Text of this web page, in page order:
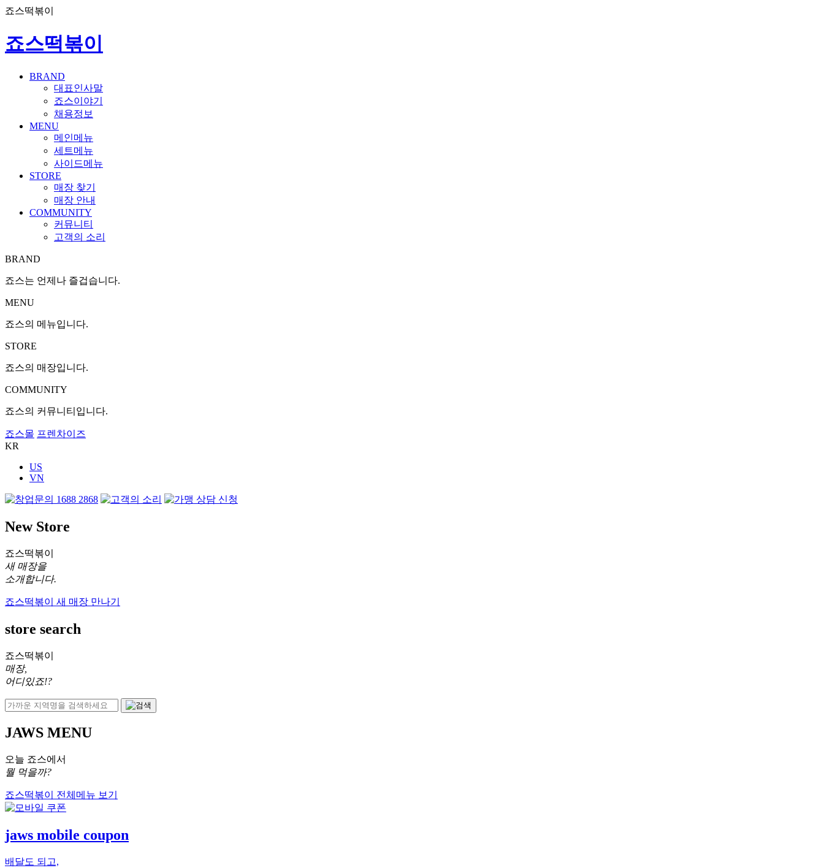
죠스떡볶이
죠스떡볶이
BRAND
대표인사말
죠스이야기
채용정보
MENU
메인메뉴
세트메뉴
사이드메뉴
STORE
매장 찾기
매장 안내
COMMUNITY
커뮤니티
고객의 소리
BRAND
죠스는 언제나 즐겁습니다.
MENU
죠스의 메뉴입니다.
STORE
죠스의 매장입니다.
COMMUNITY
죠스의 커뮤니티입니다.
죠스몰 프렌차이즈
KR
US
VN
New Store
죠스떡볶이
새 매장을
소개합니다.
죠스떡볶이 새 매장 만나기
store search
죠스떡볶이
매장,
어디있죠!?
JAWS MENU
오늘 죠스에서
뭘 먹을까?
죠스떡볶이 전체메뉴 보기
jaws mobile coupon
배달도 되고,